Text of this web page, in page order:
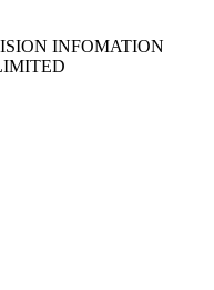
INFOMATION